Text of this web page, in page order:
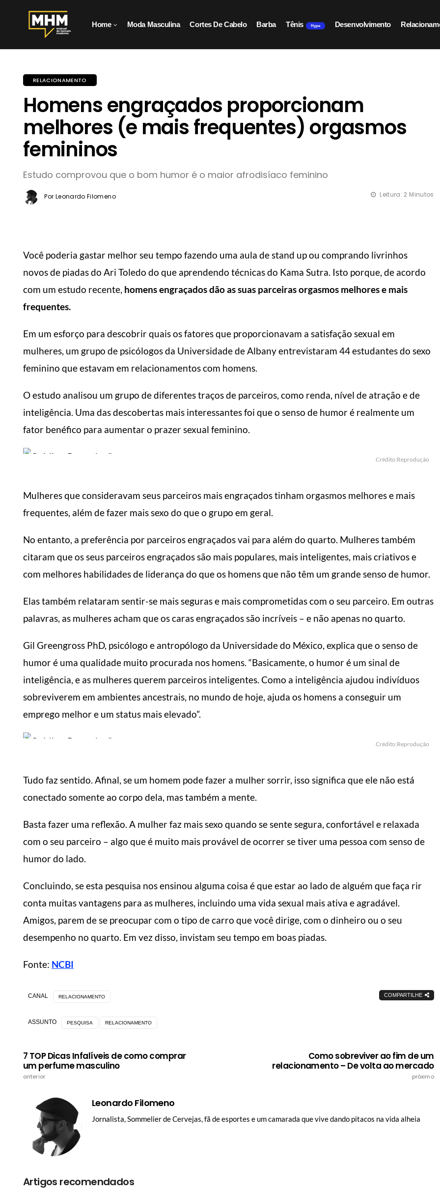
Home Moda Masculina Cortes De Cabelo Barba Tênis Hype Desenvolvimento
RELACIONAMENTO
Homens engraçados proporcionam
melhores (e mais frequentes) orgasmos
femininos
Estudo comprovou que o bom humor é o maior afrodisíaco feminino
Por Leonardo Filomeno Leitura: 2 Minutos
Você poderia gastar melhor seu tempo fazendo uma aula de stand up ou comprando livrinhos
novos de piadas do Ari Toledo do que aprendendo técnicas do Kama Sutra. Isto porque, de acordo
com um estudo recente, homens engraçados dão as suas parceiras orgasmos melhores e mais
frequentes.
Em um esforço para descobrir quais os fatores que proporcionavam a satisfação sexual em
mulheres, um grupo de psicólogos da Universidade de Albany entrevistaram 44 estudantes do sexo
feminino que estavam em relacionamentos com homens.
O estudo analisou um grupo de diferentes traços de parceiros, como renda, nível de atração e de
inteligência. Uma das descobertas mais interessantes foi que o senso de humor é realmente um
fator benéfico para aumentar o prazer sexual feminino.
Crédito:Reprodução
Mulheres que consideravam seus parceiros mais engraçados tinham orgasmos melhores e mais
frequentes, além de fazer mais sexo do que o grupo em geral.
No entanto, a preferência por parceiros engraçados vai para além do quarto. Mulheres também
citaram que os seus parceiros engraçados são mais populares, mais inteligentes, mais criativos e
com melhores habilidades de liderança do que os homens que não têm um grande senso de humor.
Elas também relataram sentir-se mais seguras e mais comprometidas com o seu parceiro. Em outras
palavras, as mulheres acham que os caras engraçados são incríveis – e não apenas no quarto.
Gil Greengross PhD, psicólogo e antropólogo da Universidade do México, explica que o senso de
humor é uma qualidade muito procurada nos homens. “Basicamente, o humor é um sinal de
inteligência, e as mulheres querem parceiros inteligentes. Como a inteligência ajudou indivíduos
sobreviverem em ambientes ancestrais, no mundo de hoje, ajuda os homens a conseguir um
emprego melhor e um status mais elevado”.
Crédito:Reprodução
Tudo faz sentido. Afinal, se um homem pode fazer a mulher sorrir, isso significa que ele não está
conectado somente ao corpo dela, mas também a mente.
Basta fazer uma reflexão. A mulher faz mais sexo quando se sente segura, confortável e relaxada
com o seu parceiro – algo que é muito mais provável de ocorrer se tiver uma pessoa com senso de
humor do lado.
Concluindo, se esta pesquisa nos ensinou alguma coisa é que estar ao lado de alguém que faça rir
conta muitas vantagens para as mulheres, incluindo uma vida sexual mais ativa e agradável.
Amigos, parem de se preocupar com o tipo de carro que você dirige, com o dinheiro ou o seu
desempenho no quarto. Em vez disso, invistam seu tempo em boas piadas.
Fonte: NCBI
CANAL RELACIONAMENTO
ASSUNTO PESQUISA RELACIONAMENTO
COMPARTILHE
7 TOP Dicas Infalíveis de como comprar
um perfume masculino
anterior
Como sobreviver ao fim de um
relacionamento – De volta ao mercado
próximo
Leonardo Filomeno
Jornalista, Sommelier de Cervejas, fã de esportes e um camarada que vive dando pitacos na vida alheia
Artigos recomendados